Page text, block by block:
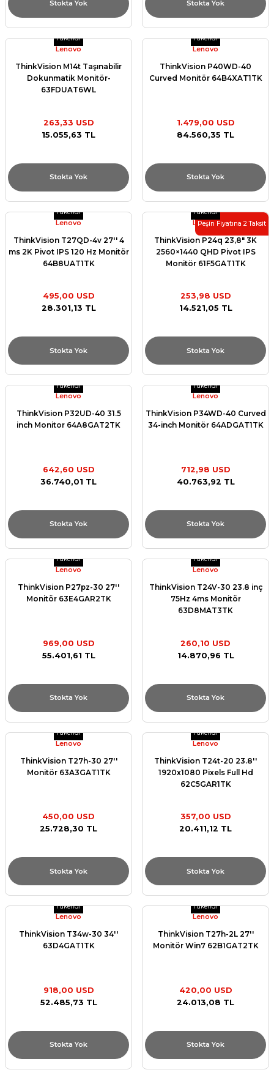
Stokta Yok Stokta Yok
Tükendi
Lenovo
ThinkVision M14t Taşınabilir
Dokunmatik Monitör-
63FDUAT6WL
263,33 USD
15.055,63 TL
Stokta Yok
Tükendi
Lenovo
ThinkVision P40WD-40
Curved Monitör 64B4XAT1TK
1.479,00 USD
84.560,35 TL
Stokta Yok
Tükendi
Lenovo
ThinkVision T27QD-4v 27'' 4
ms 2K Pivot IPS 120 Hz Monitör
64B8UAT1TK
495,00 USD
28.301,13 TL
Stokta Yok
Tükendi
Peşin Fiyatına 2 Taksit
Lenovo
ThinkVision P24q 23,8″ 3K
2560×1440 QHD Pivot IPS
Monitör 61F5GAT1TK
253,98 USD
14.521,05 TL
Stokta Yok
Tükendi
Lenovo
ThinkVision P32UD-40 31.5
inch Monitor 64A8GAT2TK
642,60 USD
36.740,01 TL
Stokta Yok
Tükendi
Lenovo
ThinkVision P34WD-40 Curved
34-inch Monitör 64ADGAT1TK
712,98 USD
40.763,92 TL
Stokta Yok
Tükendi
Lenovo
ThinkVision P27pz-30 27''
Monitör 63E4GAR2TK
969,00 USD
55.401,61 TL
Stokta Yok
Tükendi
Lenovo
ThinkVision T24V-30 23.8 inç
75Hz 4ms Monitör
63D8MAT3TK
260,10 USD
14.870,96 TL
Stokta Yok
Tükendi
Lenovo
ThinkVision T27h-30 27''
Monitör 63A3GAT1TK
450,00 USD
25.728,30 TL
Stokta Yok
Tükendi
Lenovo
ThinkVision T24t-20 23.8''
1920x1080 Pixels Full Hd
62C5GAR1TK
357,00 USD
20.411,12 TL
Stokta Yok
Tükendi
Lenovo
ThinkVision T34w-30 34''
63D4GAT1TK
918,00 USD
52.485,73 TL
Stokta Yok
Tükendi
Lenovo
ThinkVision T27h-2L 27''
Monitör Win7 62B1GAT2TK
420,00 USD
24.013,08 TL
Stokta Yok